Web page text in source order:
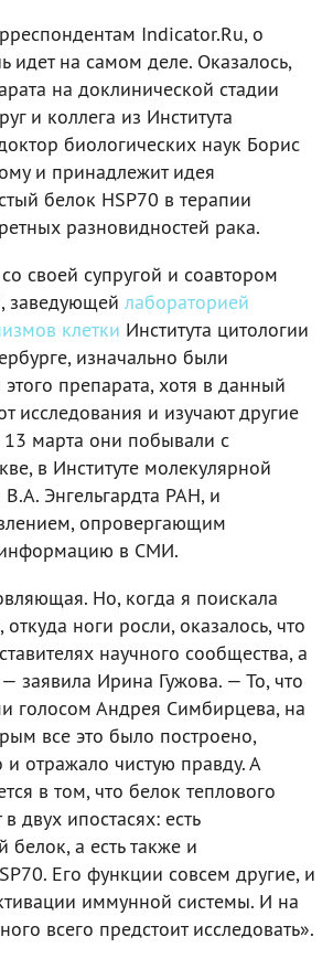
Indicator.Ru, о
идет на самом деле. Оказалось,
на доклинической стадии
и коллега из Института
биологических наук Борис
и принадлежит идея
белок HSP70 в терапии
разновидностей рака.
своей супругой и соавтором
заведующей лабораторией
клетки Института цитологии
изначально были
препарата, хотя в данный
исследования и изучают другие
13 марта они побывали с
в Институте молекулярной
Энгельгардта РАН, и
опровергающим
в СМИ.
Но, когда я поискала
ноги росли, оказалось, что
научного сообщества, а
заявила Ирина Гужова. — То, что
голосом Андрея Симбирцева, на
все это было построено,
и отражало чистую правду. А
в том, что белок теплового
двух ипостасях: есть
белок, а есть также и
Его функции совсем другие, и
иммунной системы. И на
всего предстоит исследовать».